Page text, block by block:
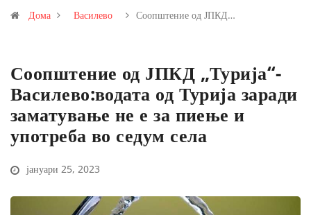
Иловица и со антимонот?
Дома Василево Соопштение од ЈПКД…
Соопштение од ЈПКД „Турија“-
Василево:водата од Турија заради
заматување не е за пиење и
употреба во седум села
јануари 25, 2023